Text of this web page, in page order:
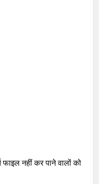
नहीं कर पाने वालों को